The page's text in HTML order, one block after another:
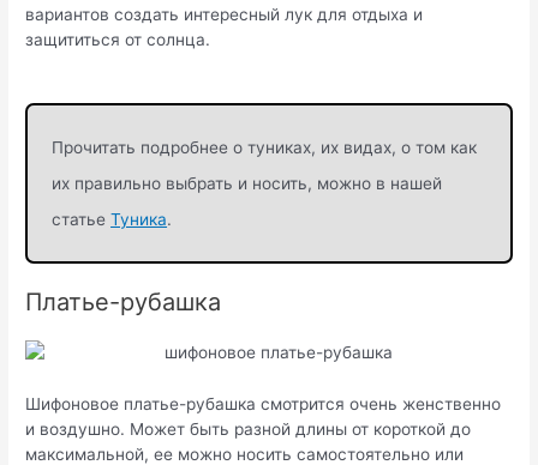
вариантов создать интересный лук для отдыха и
защититься от солнца.
Прочитать подробнее о туниках, их видах, о том как
их правильно выбрать и носить, можно в нашей
статьеТуника.
Платье-рубашка
Шифоновое платье-рубашка смотрится очень женственно
и воздушно. Может быть разной длины от короткой до
максимальной, ее можно носить самостоятельно или